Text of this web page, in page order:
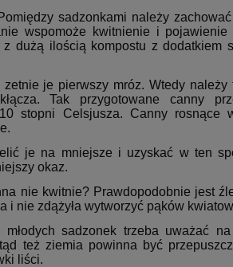
sadzonkami należy
wspomoże kwitnienie i
z dużą ilością kompostu z dodatkiem
je pierwszy mróz. Wtedy
Tak przygotowane canny
stopni Celsjusza. Canny rosnące
je na mniejsze i uzyskać w ten
okaz.
nie kwitnie? Prawdopodobnie jest
i nie zdążyła wytworzyć pąków
sadzonek trzeba uważać
też ziemia powinna być
liści.